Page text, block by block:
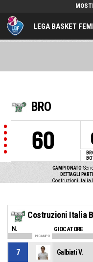
LEGA BASKET
BRO
60
CAMPIONATO
DETTAGLI
Costruzioni Italia
Costruzioni Italia
N. GIOCATORE
IN CAMPO
7 Galbiati V.